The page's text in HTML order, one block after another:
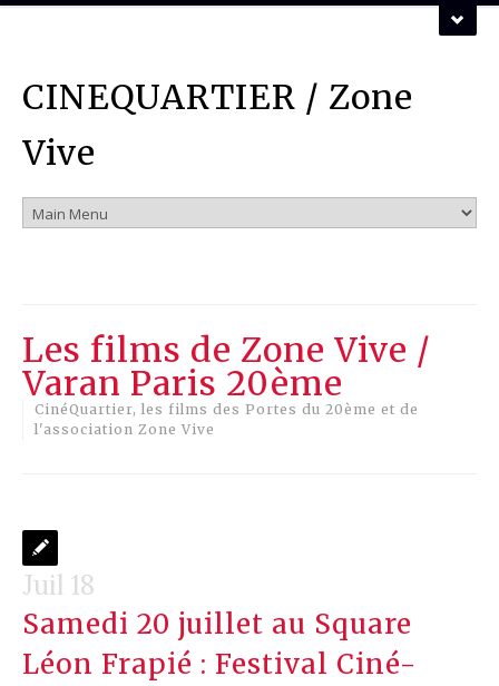
Vous pouvez nous contacter par mail : mail
CINEQUARTIER / Zone
Vive
Les films de Zone Vive /
Varan Paris 20ème
CinéQuartier, les films des Portes du 20ème et de
l'association Zone Vive
Juil 18
Samedi 20 juillet au Square
Léon Frapié : Festival Ciné-